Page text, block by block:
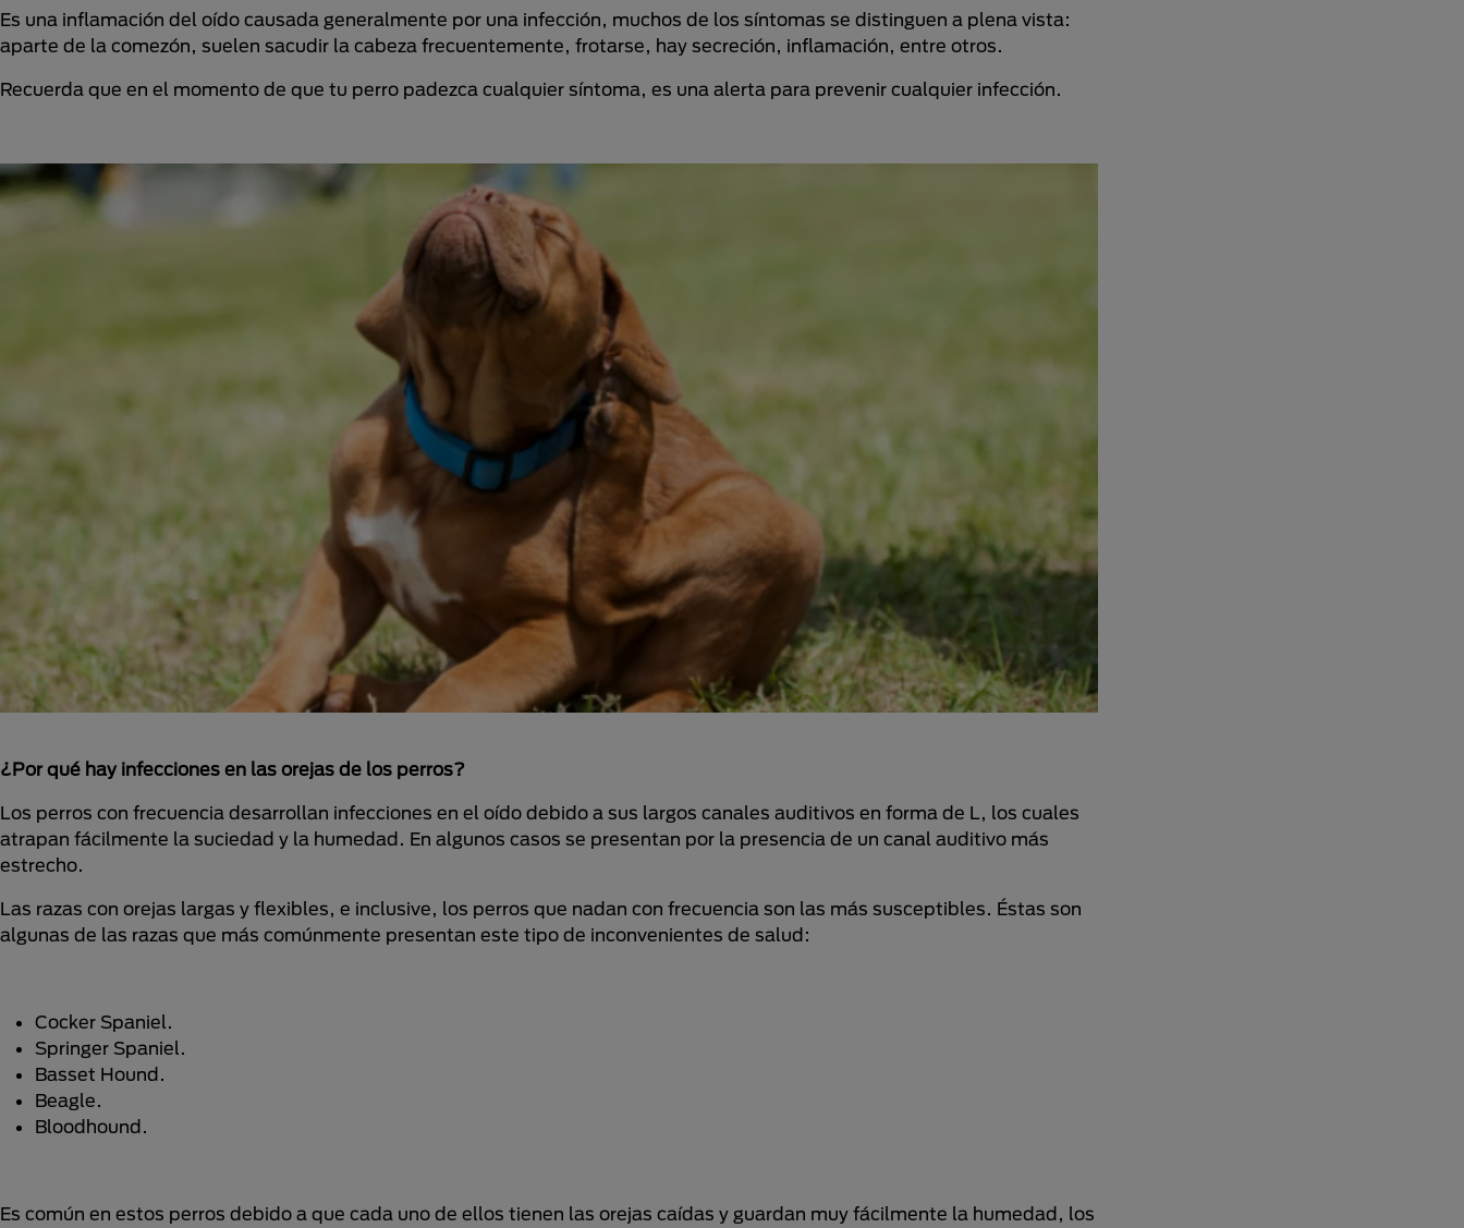
Es una inflamación del oído causada generalmente por una infección, muchos de los síntomas se distinguen a plena vista:
aparte de la comezón, suelen sacudir la cabeza frecuentemente, frotarse, hay secreción, inflamación, entre otros.
Recuerda que en el momento de que tu perro padezca cualquier síntoma, es una alerta para prevenir cualquier infección.
¿Por qué hay infecciones en las orejas de los perros?
Los perros con frecuencia desarrollan infecciones en el oído debido a sus largos canales auditivos en forma de L, los cuales
atrapan fácilmente la suciedad y la humedad. En algunos casos se presentan por la presencia de un canal auditivo más
estrecho.
Las razas con orejas largas y flexibles, e inclusive, los perros que nadan con frecuencia son las más susceptibles. Éstas son
algunas de las razas que más comúnmente presentan este tipo de inconvenientes de salud:
Cocker Spaniel.
Springer Spaniel.
Basset Hound.
Beagle.
Bloodhound.
Es común en estos perros debido a que cada uno de ellos tienen las orejas caídas y guardan muy fácilmente la humedad, los